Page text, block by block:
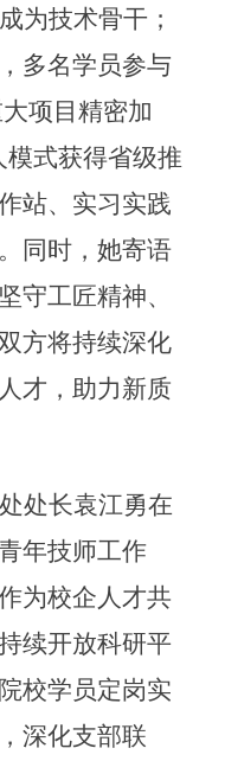
为技术骨干；
多名学员参与
项目精密加
模式获得省级推
站、实习实践
同时，她寄语
守工匠精神、
方将持续深化
才，助力新质
处长袁江勇在
年技师工作
为校企人才共
续开放科研平
校学员定岗实
深化支部联